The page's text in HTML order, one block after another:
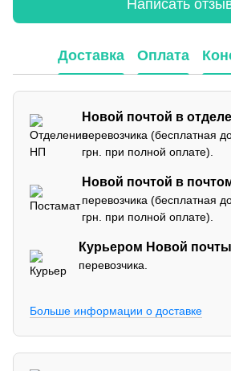
Написать
Доставка Оплата
Новой почтой в
перевозчика (бесплатная
грн. при полной оплате).
Новой почтой в
перевозчика (бесплатная
грн. при полной оплате).
Курьером Новой почты
перевозчика.
Больше информации о доставке